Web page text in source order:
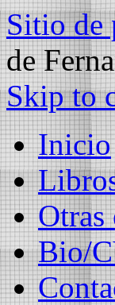
Sitio de
de
Skip to
Inicio
Otras
Bio/